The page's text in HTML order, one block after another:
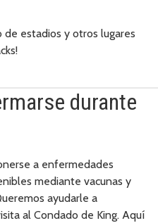
estadios y otros lugares
durante
a enfermedades
mediante vacunas y
ayudarle a
al Condado de King. Aquí